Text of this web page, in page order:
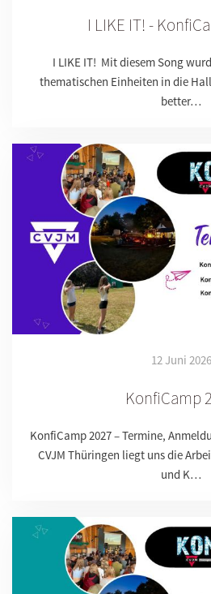
I LIKE IT! -
I LIKE IT! Mit diesem Song
thematischen Einheiten in die
better…
12 Juni 2026
KonfiCamp
KonfiCamp 2027 – Termine,
CVJM Thüringen liegt uns die
und K…